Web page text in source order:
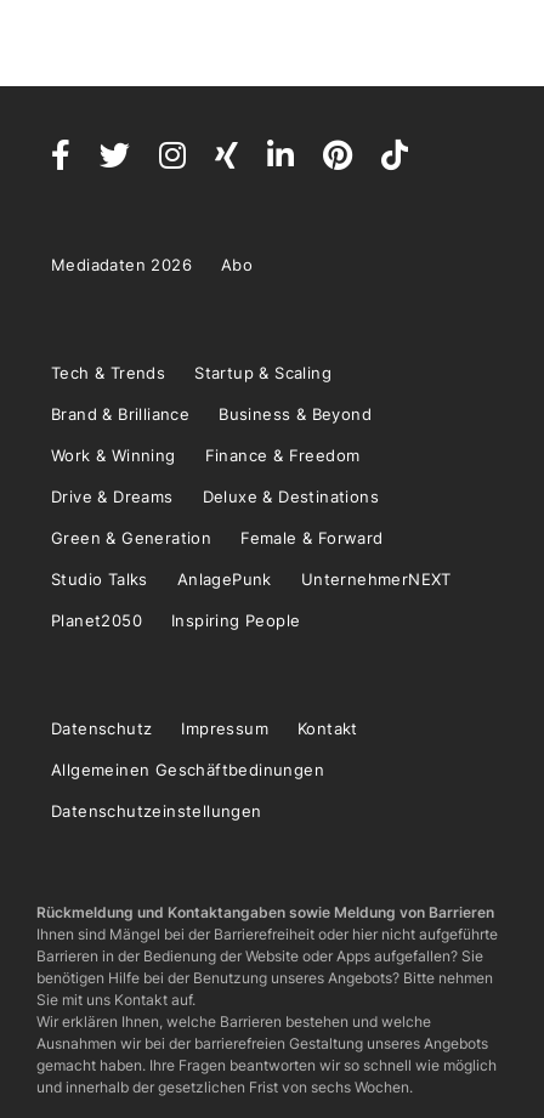
Mediadaten 2026 Abo
Tech & Trends Startup & Scaling
Brand & Brilliance Business & Beyond
Work & Winning Finance & Freedom
Drive & Dreams Deluxe & Destinations
Green & Generation Female & Forward
Studio Talks AnlagePunk UnternehmerNEXT
Planet2050 Inspiring People
Datenschutz Impressum Kontakt
Allgemeinen Geschäftbedinungen
Datenschutzeinstellungen
Rückmeldung und Kontaktangaben sowie Meldung von Barrieren
Ihnen sind Mängel bei der Barrierefreiheit oder hier nicht aufgeführte
Barrieren in der Bedienung der Website oder Apps aufgefallen? Sie
benötigen Hilfe bei der Benutzung unseres Angebots? Bitte nehmen
Sie mit uns Kontakt auf.
Wir erklären Ihnen, welche Barrieren bestehen und welche
Ausnahmen wir bei der barrierefreien Gestaltung unseres Angebots
gemacht haben. Ihre Fragen beantworten wir so schnell wie möglich
und innerhalb der gesetzlichen Frist von sechs Wochen.